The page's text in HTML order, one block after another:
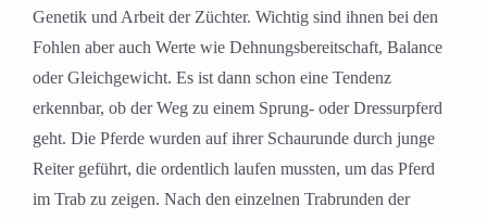
Genetik und Arbeit der Züchter. Wichtig sind ihnen bei den
Fohlen aber auch Werte wie Dehnungsbereitschaft, Balance
oder Gleichgewicht. Es ist dann schon eine Tendenz
erkennbar, ob der Weg zu einem Sprung- oder Dressurpferd
geht. Die Pferde wurden auf ihrer Schaurunde durch junge
Reiter geführt, die ordentlich laufen mussten, um das Pferd
im Trab zu zeigen. Nach den einzelnen Trabrunden der